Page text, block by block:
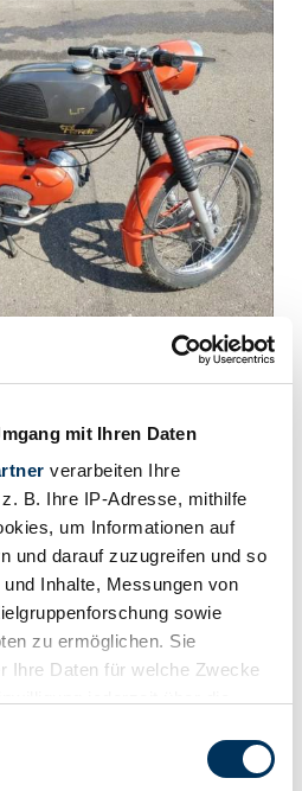
mit Ihren Daten
verarbeiten Ihre
B. Ihre IP-Adresse, mithilfe
um Informationen auf
und darauf zuzugreifen und so
Inhalte, Messungen von
sowie
zu ermöglichen. Sie
Ihre Daten für welche Zwecke
widerrufen
S
Sammlerobjekt 1. Hand